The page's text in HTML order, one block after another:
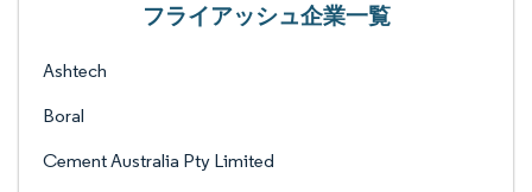
フライアッシュ企業一覧
Ashtech
Boral
Cement Australia Pty Limited